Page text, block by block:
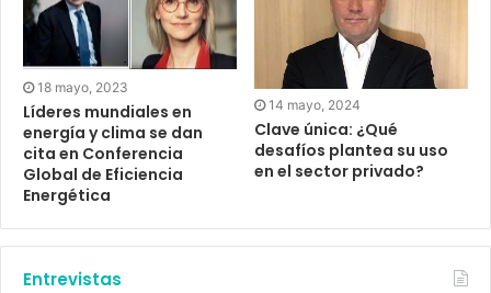
18 mayo, 2023
Líderes mundiales en
energía y clima se dan
cita en Conferencia
Global de Eficiencia
Energética
14 mayo, 2024
Clave única: ¿Qué
desafíos plantea su uso
en el sector privado?
Entrevistas